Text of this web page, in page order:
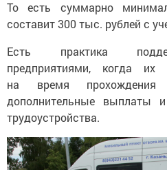
составит 300 тыс. рублей с
предприятиями, когда
на время прохождения
дополнительные выплаты
трудоустройства.